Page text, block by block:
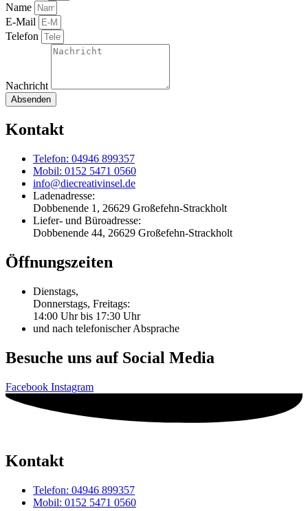
Name
E-Mail
Telefon
Nachricht
Absenden
Kontakt
Telefon: 04946 899357
Mobil: 0152 5471 0560
info@diecreativinsel.de
Ladenadresse:
Dobbenende 1, 26629 Großefehn-Strackholt
Liefer- und Büroadresse:
Dobbenende 44, 26629 Großefehn-Strackholt
Öffnungszeiten
Dienstags,
Donnerstags, Freitags:
14:00 Uhr bis 17:30 Uhr
und nach telefonischer Absprache
Besuche uns auf Social Media
Facebook Instagram
Kontakt
Telefon: 04946 899357
Mobil: 0152 5471 0560